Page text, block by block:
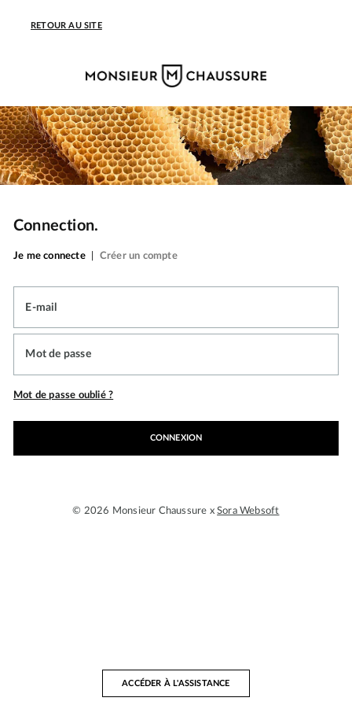
RETOUR AU SITE
Connection.
Je me connecte Créer un compte
E-mail
Mot de passe
Mot de passe oublié ?
CONNEXION
© 2026 Monsieur Chaussure xSora Websoft
ACCÉDER À L'ASSISTANCE